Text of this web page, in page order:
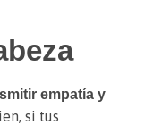
empatía y
si tus